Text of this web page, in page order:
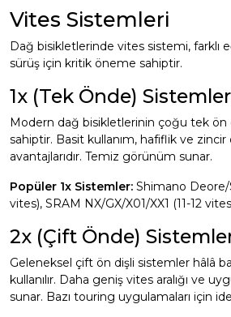
Vites Sistemleri
Dağ bisikletlerinde vites sistemi, farklı
sürüş için kritik öneme sahiptir.
1x (Tek Önde) Sistemler
Modern dağ bisikletlerinin çoğu tek ön
sahiptir. Basit kullanım, hafiflik ve zincir
avantajlarıdır. Temiz görünüm sunar.
Popüler 1x Sistemler: Shimano Deore/
vites), SRAM NX/GX/X01/XX1 (11-12
2x (Çift Önde)
Geleneksel çift ön dişli sistemler hâlâ
kullanılır. Daha geniş vites aralığı ve
sunar. Bazı touring uygulamaları için